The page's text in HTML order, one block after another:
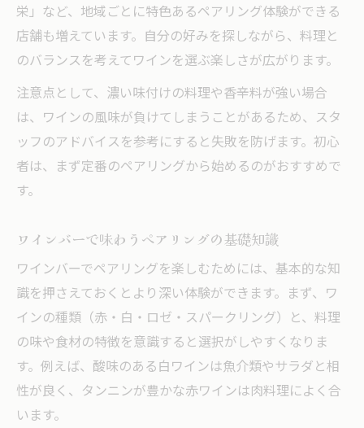
栄」など、地域ごとに特色あるペアリング体験ができる
店舗も増えています。自分の好みを探しながら、料理と
のバランスを考えてワインを選ぶ楽しさが広がります。
注意点として、濃い味付けの料理や香辛料が強い場合
は、ワインの風味が負けてしまうことがあるため、スタ
ッフのアドバイスを参考にすると失敗を防げます。初心
者は、まず定番のペアリングから始めるのがおすすめで
す。
ワインバーで味わうペアリングの基礎知識
ワインバーでペアリングを楽しむためには、基本的な知
識を押さえておくとより深い体験ができます。まず、ワ
インの種類（赤・白・ロゼ・スパークリング）と、料理
の味や食材の特徴を意識すると選択がしやすくなりま
す。例えば、酸味のある白ワインは魚介類やサラダと相
性が良く、タンニンが豊かな赤ワインは肉料理によく合
います。